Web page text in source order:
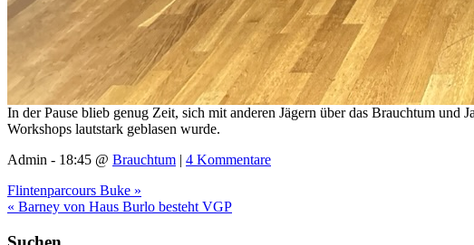
In der Pause blieb genug Zeit, sich mit anderen Jägern über das Brauchtum und
Workshops lautstark geblasen wurde.
Admin - 18:45 @ Brauchtum | 4 Kommentare
Flintenparcours Buke »
« Barney von Haus Burlo besteht VGP